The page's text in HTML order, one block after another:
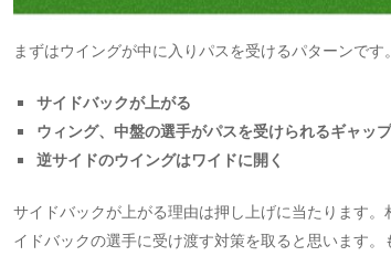
まずはウイングが中に入りパスを受けるパターンです。
サイドバックが上がる
ウィング、中盤の選手がパスを受けられるギャッ
逆サイドのウイングはワイドに開く
サイドバックが上がる理由は押し上げに当たります
イドバックの選手に受け渡す対策を取ると思います。